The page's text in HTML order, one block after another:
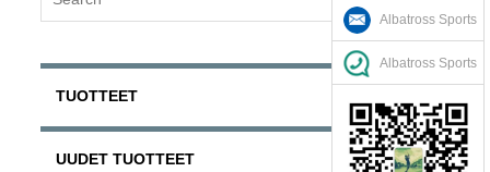
TUOTTEET
UUDET TUOTTEET
Albatross Sports
Albatross Sports